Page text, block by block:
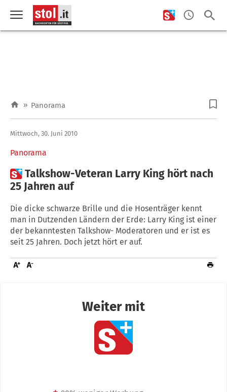
» Panorama
Panorama
Mittwoch, 30. Juni 2010
Talkshow-Veteran Larry King hört nach
25 Jahren auf
Die dicke schwarze Brille und die Hosenträger kennt
man in Dutzenden Ländern der Erde: Larry King ist einer
der bekanntesten Talkshow- Moderatoren und er ist es
seit 25 Jahren. Doch jetzt hört er auf.